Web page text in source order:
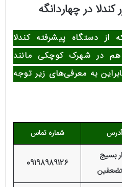
در چهاردانگه
از دستگاه پیشرفته کندلا
در شهرک کوچکی مانند
به معرفی‌های زیر توجه
آدرس شماره تماس
بسیج
09198989126